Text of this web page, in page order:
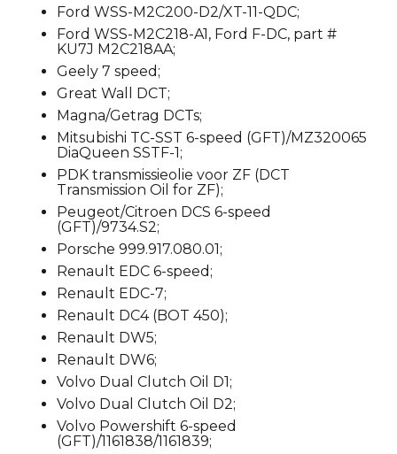
Ford WSS-M2C200-D2/XT-11-QDC;
Ford WSS-M2C218-A1, Ford F-DC, part #
KU7J M2C218AA;
Geely 7 speed;
Great Wall DCT;
Magna/Getrag DCTs;
Mitsubishi TC-SST 6-speed (GFT)/MZ320065
DiaQueen SSTF-1;
PDK transmissieolie voor ZF (DCT
Transmission Oil for ZF);
Peugeot/Citroen DCS 6-speed
(GFT)/9734.S2;
Porsche 999.917.080.01;
Renault EDC 6-speed;
Renault EDC-7;
Renault DC4 (BOT 450);
Renault DW5;
Renault DW6;
Volvo Dual Clutch Oil D1;
Volvo Dual Clutch Oil D2;
Volvo Powershift 6-speed
(GFT)/1161838/1161839;